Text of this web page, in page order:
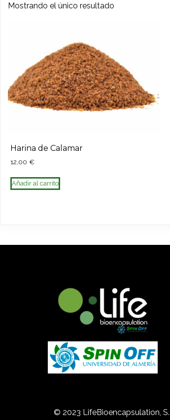
Mostrando el único resultado
Harina de Calamar
12,00 €
Añadir al carrito
© 2023 LifeBioencapsulation,